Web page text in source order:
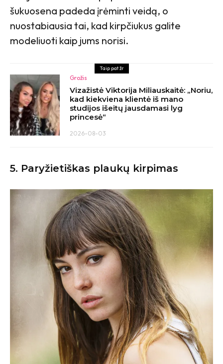
šukuosena padeda įrėminti veidą, o
nuostabiausia tai, kad kirpčiukus galite
modeliuoti kaip jums norisi.
Taip pat žr
Grožis
Vizažistė Viktorija Miliauskaitė: „Noriu,
kad kiekviena klientė iš mano
studijos išeitų jausdamasi lyg
princesė“
2026-08-03
5. Paryžietiškas plaukų kirpimas